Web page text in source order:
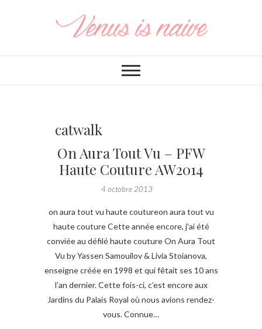
catwalk
On Aura Tout Vu – PFW
Haute Couture AW2014
4 octobre 2013
on aura tout vu haute coutureon aura tout vu
haute couture Cette année encore, j’ai été
conviée au défilé haute couture On Aura Tout
Vu by Yassen Samouilov & Livia Stoianova,
enseigne créée en 1998 et qui fêtait ses 10 ans
l’an dernier. Cette fois-ci, c’est encore aux
Jardins du Palais Royal où nous avions rendez-
vous. Connue…